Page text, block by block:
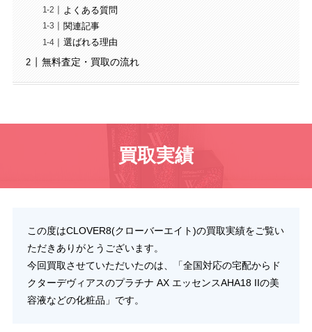
よくある質問
関連記事
選ばれる理由
無料査定・買取の流れ
買取実績
この度はCLOVER8(クローバーエイト)の買取実績をご覧い
ただきありがとうございます。
今回買取させていただいたのは、「全国対応の宅配からド
クターデヴィアスのプラチナ AX エッセンスAHA18 IIの美
容液などの化粧品」です。